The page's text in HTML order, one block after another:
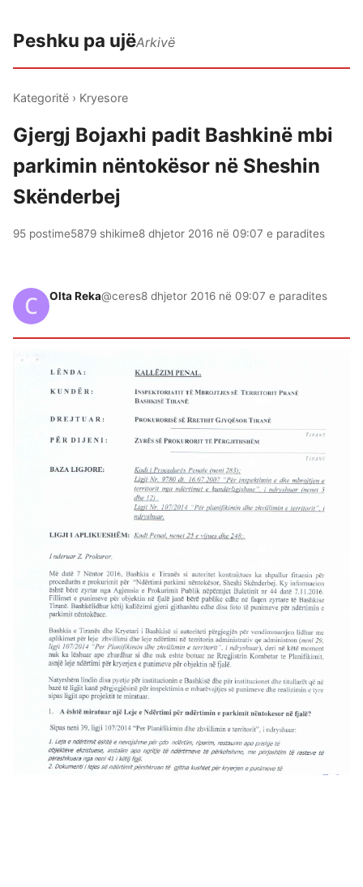
Peshku pa ujëArkivë
Kategoritë › Kryesore
Gjergj Bojaxhi padit Bashkinë mbi
parkimin nëntokësor në Sheshin
Skënderbej
95 postime5879 shikime8 dhjetor 2016 në 09:07 e paradites
Olta Reka@ceres8 dhjetor 2016 në 09:07 e paradites